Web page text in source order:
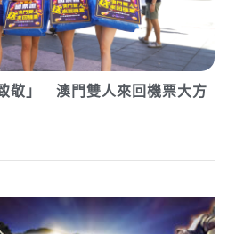
敬」 澳門雙人來回機票大方